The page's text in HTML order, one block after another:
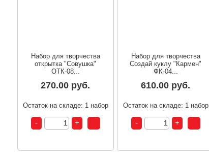
Набор для творчества
открытка "Совушка"
ОТК-08...
270.00 руб.
Остаток на складе: 1 набор
Набор для творчества
Создай куклу "Кармен"
ФК-04...
610.00 руб.
Остаток на складе: 1 набор